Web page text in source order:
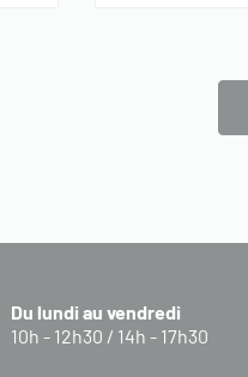
Du lundi au vendredi
10h - 12h30 / 14h - 17h30